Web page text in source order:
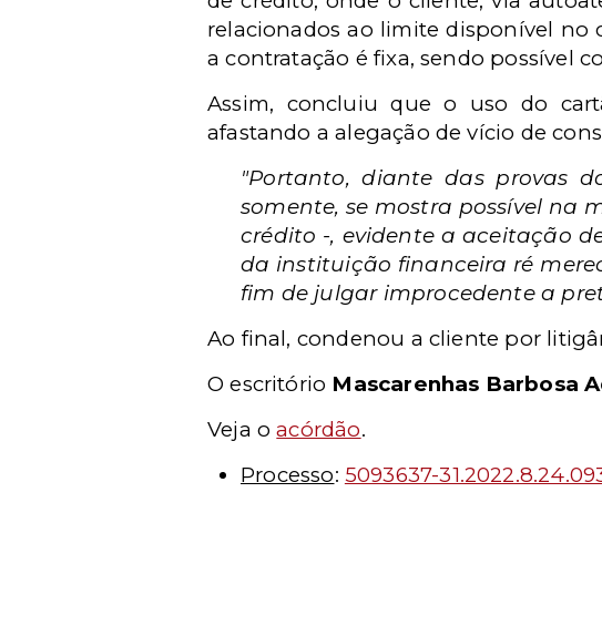
relacionados ao limite disponível no
a contratação é fixa, sendo possível
Assim, concluiu que o uso do
afastando a alegação de vício de
"Portanto, diante das provas
somente, se mostra possível
crédito -, evidente a aceitação
da instituição financeira ré
fim de julgar improcedente a
Ao final, condenou a cliente por
O escritório Mascarenhas Barbosa
Veja oacórdão.
Processo: 5093637-